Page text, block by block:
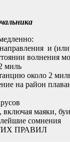
и
волнения
миль
около 2
на район
маяки,
сомнения
ПРАВИЛ